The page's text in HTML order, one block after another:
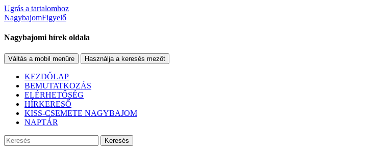
Ugrás a tartalomhoz
NagybajomFigyelő
Nagybajomi hírek oldala
Váltás a mobil menüre Használja a keresés mezőt
KEZDŐLAP
BEMUTATKOZÁS
ELÉRHETŐSÉG
HÍRKERESŐ
KISS-CSEMETE NAGYBAJOM
NAPTÁR
Keresés